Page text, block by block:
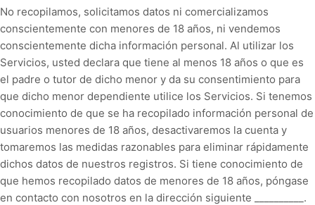
No recopilamos, solicitamos datos ni comercializamos
conscientemente con menores de 18 años, ni vendemos
conscientemente dicha información personal. Al utilizar los
Servicios, usted declara que tiene al menos 18 años o que es
el padre o tutor de dicho menor y da su consentimiento para
que dicho menor dependiente utilice los Servicios. Si tenemos
conocimiento de que se ha recopilado información personal de
usuarios menores de 18 años, desactivaremos la cuenta y
tomaremos las medidas razonables para eliminar rápidamente
dichos datos de nuestros registros. Si tiene conocimiento de
que hemos recopilado datos de menores de 18 años, póngase
en contacto con nosotros en la dirección siguiente
.